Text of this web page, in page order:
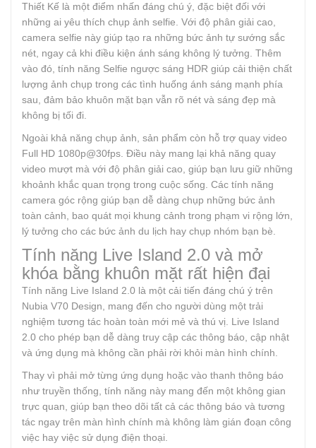
Thiết Kế là một điểm nhấn đáng chú ý, đặc biệt đối với
những ai yêu thích chụp ảnh selfie. Với độ phân giải cao,
camera selfie này giúp tạo ra những bức ảnh tự sướng sắc
nét, ngay cả khi điều kiện ánh sáng không lý tưởng. Thêm
vào đó, tính năng Selfie ngược sáng HDR giúp cải thiện chất
lượng ảnh chụp trong các tình huống ánh sáng mạnh phía
sau, đảm bảo khuôn mặt bạn vẫn rõ nét và sáng đẹp mà
không bị tối đi.
Ngoài khả năng chụp ảnh, sản phẩm còn hỗ trợ quay video
Full HD 1080p@30fps. Điều này mang lại khả năng quay
video mượt mà với độ phân giải cao, giúp bạn lưu giữ những
khoảnh khắc quan trọng trong cuộc sống. Các tính năng
camera góc rộng giúp bạn dễ dàng chụp những bức ảnh
toàn cảnh, bao quát mọi khung cảnh trong phạm vi rộng lớn,
lý tưởng cho các bức ảnh du lịch hay chụp nhóm bạn bè.
Tính năng Live Island 2.0 và mở
khóa bằng khuôn mặt rất hiện đại
Tính năng Live Island 2.0 là một cải tiến đáng chú ý trên
Nubia V70 Design, mang đến cho người dùng một trải
nghiệm tương tác hoàn toàn mới mẻ và thú vị. Live Island
2.0 cho phép bạn dễ dàng truy cập các thông báo, cập nhật
và ứng dụng mà không cần phải rời khỏi màn hình chính.
Thay vì phải mở từng ứng dụng hoặc vào thanh thông báo
như truyền thống, tính năng này mang đến một không gian
trực quan, giúp bạn theo dõi tất cả các thông báo và tương
tác ngay trên màn hình chính mà không làm gián đoạn công
việc hay việc sử dụng điện thoại.